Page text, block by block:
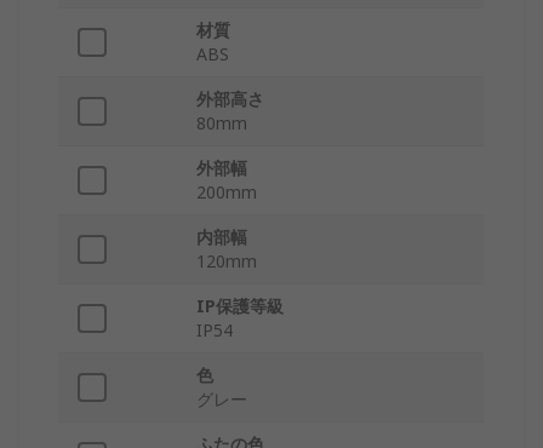
材質
ABS
外部高さ
80mm
外部幅
200mm
内部幅
120mm
IP保護等級
IP54
色
グレー